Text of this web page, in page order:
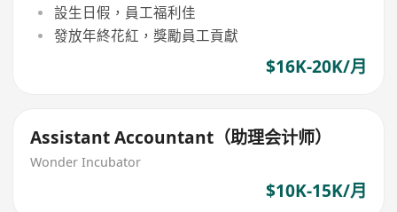
設生日假，員工福利佳
發放年終花紅，獎勵員工貢獻
$16K-20K/月
Assistant Accountant（助理会计师）
Wonder Incubator
$10K-15K/月